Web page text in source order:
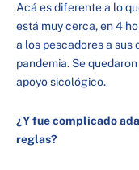
Acá es diferente a lo
está muy cerca, en 4
a los pescadores a sus
pandemia. Se
apoyo sicológico.
¿Y fue complicado
reglas?